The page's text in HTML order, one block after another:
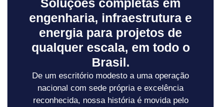
Soluções completas em
engenharia, infraestrutura e
energia para projetos de
qualquer escala, em todo o
Brasil.
De um escritório modesto a uma operação
nacional com sede própria e excelência
reconhecida, nossa história é movida pelo